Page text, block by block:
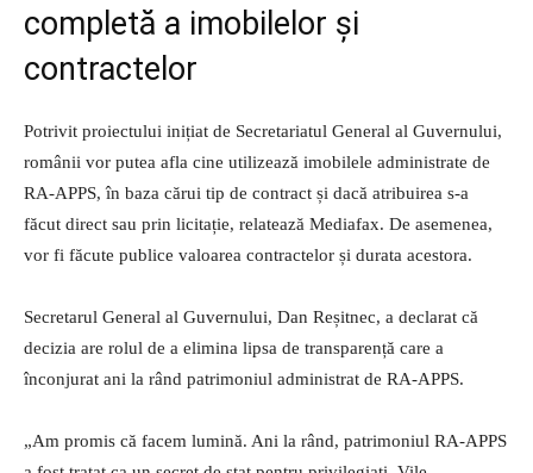
completă a imobilelor și
contractelor
Potrivit proiectului inițiat de Secretariatul General al Guvernului,
românii vor putea afla cine utilizează imobilele administrate de
RA-APPS, în baza cărui tip de contract și dacă atribuirea s-a
făcut direct sau prin licitație, relatează Mediafax. De asemenea,
vor fi făcute publice valoarea contractelor și durata acestora.
Secretarul General al Guvernului, Dan Reșitnec, a declarat că
decizia are rolul de a elimina lipsa de transparență care a
înconjurat ani la rând patrimoniul administrat de RA-APPS.
„Am promis că facem lumină. Ani la rând, patrimoniul RA-APPS